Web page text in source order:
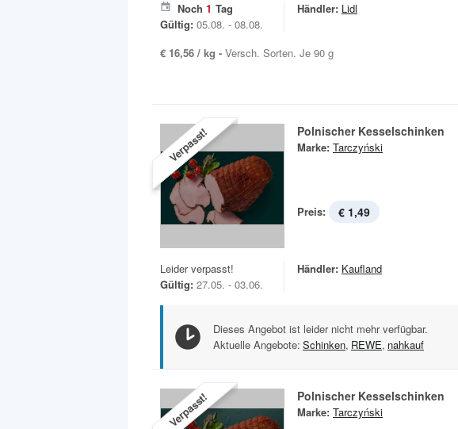
Noch 1 Tag
Gültig: 05.08. - 08.08.
Händler: Lidl
€ 16,56 / kg - Versch. Sorten. Je 90 g
Verpasst! Polnischer Kesselschinken
Marke: Tarczyński
Preis: € 1,49
Leider verpasst!
Gültig: 27.05. - 03.06.
Händler: Kaufland
Dieses Angebot ist leider nicht mehr verfügbar.
Aktuelle Angebote: Schinken, REWE, nahkauf
Verpasst! Polnischer Kesselschinken
Marke: Tarczyński